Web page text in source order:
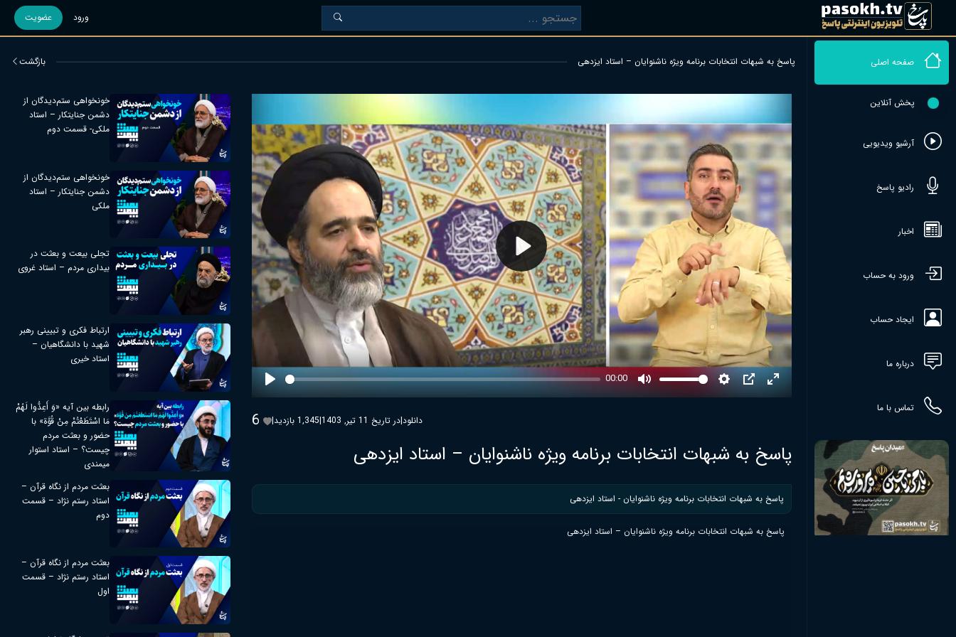
ورود عضویت
صفحه اصلی
پخش آنلاین
آرشیو ویدیویی
رادیو پاسخ
اخبار
ورود به حساب
ایجاد حساب
درباره ما
تماس با ما
پاسخ به شبهات انتخابات برنامه ویژه ناشنوایان – استاد ایزدهی بازگشت
Play
00:00
Mute SettingsPIP
Enter
Play
6 | 1,345 بازدید| در تاریخ 11 تیر, 1403|دانلود
پاسخ به شبهات انتخابات برنامه ویژه ناشنوایان – استاد ایزدهی
پاسخ به شبهات انتخابات برنامه ویژه ناشنوایان - استاد ایزدهی
پاسخ به شبهات انتخابات برنامه ویژه ناشنوایان – استاد ایزدهی
خونخواهی ستم‌دیدگان از
دشمن جنایتکار – استاد
ملکی- قسمت دوم
خونخواهی ستم‌دیدگان از
دشمن جنایتکار – استاد
ملکی
تجلی بیعت و بعثت در
بیداری مردم – استاد غروی
ارتباط فکری و تبیینی رهبر
شهید با دانشگاهیان –
استاد خیری
رابطه بین آیه «وَ أَعِدُّوا لَهُمْ
مَا اسْتَطَعْتُمْ مِنْ قُوَّة» با
حضور و بعثت مردم
چیست؟ – استاد استوار
میمندی
بعثت مردم از نگاه قرآن –
استاد رستم نژاد – قسمت
دوم
بعثت مردم از نگاه قرآن –
استاد رستم نژاد – قسمت
اول